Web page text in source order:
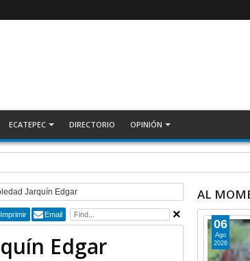
ECATEPEC DIRECTORIO OPINIÓN
confirma guerra sucia: Octavio Martínez INFORMATIVA
Jarquín Edgar
Imprimir Email
Edgar
AL
06
Ago
2026